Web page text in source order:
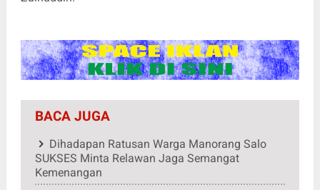
BACA JUGA
Dihadapan Ratusan Warga Manorang Salo
SUKSES Minta Relawan Jaga Semangat
Kemenangan